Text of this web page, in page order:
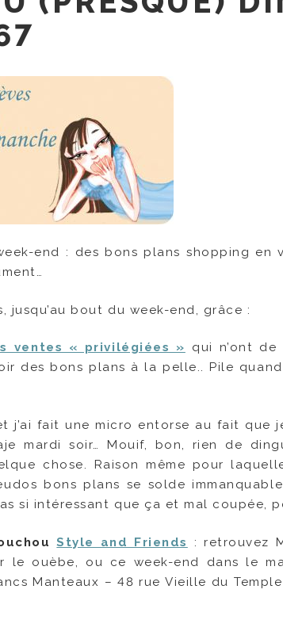
end : des bons plans shopping en
jusqu’au bout du week-end, grâce :
ventes « privilégiées »
qui n’ont
des bons plans à la pelle.. Pile
j’ai fait une micro entorse au fait que
mardi soir… Mouif, bon, rien de
chose. Raison même pour
bons plans se solde
si intéressant que ça et mal coupée,
Style and Friends
: retrouvez
le ouèbe, ou ce week-end dans le
Manteaux – 48 rue Vieille du